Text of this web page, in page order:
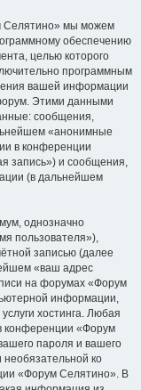
Селятино» мы можем
обеспечению
целью которого
программным
вашей информации
Этими данными
сообщения,
«анонимные
в конференции
запись») и сообщения,
(в дальнейшем
однозначно
пользователя»),
записью (далее
«ваш адрес
на форумах «Форум
информации,
хостинга. Любая
конференции «Форум
пароля и вашего
ко
«Форум Селятино». В